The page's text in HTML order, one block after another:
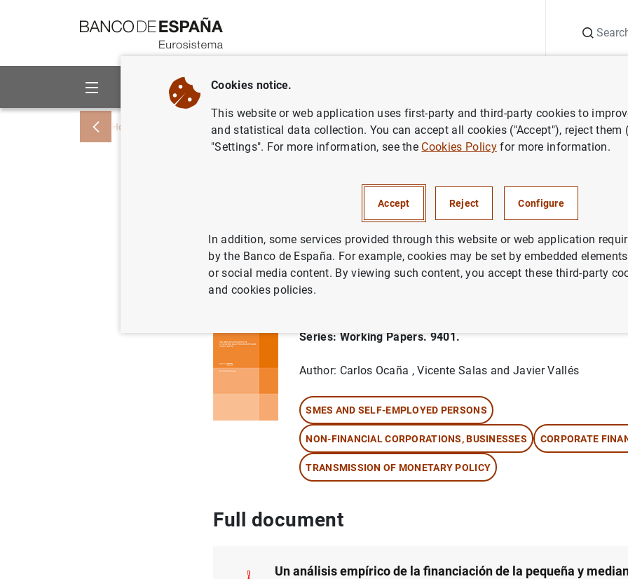
About us Activities
Home Publications Economic analysis and research Working Papers Un análisis empírico de la
Un análisis empírico de la financiación
pequeña y mediana empresa
española: 1983-1989
11/01/1994
Series: Working Papers. 9401.
Author: Carlos Ocaña , Vicente Salas and Javier Vallés
SMES AND SELF-EMPLOYED PERSONS
NON-FINANCIAL CORPORATIONS, BUSINESSES CORPORATE
TRANSMISSION OF MONETARY POLICY
Full document
Un análisis empírico de la financiación de la pequeña y
Cookies notice.
This website or web application uses first-party and third-party cookies to
and statistical data collection. You can accept all cookies ("Accept"), reject them
"Settings". For more information, see the Cookies Policyfor more information.
Accept Reject Configure
In addition, some services provided through this website or web application
by the Banco de España. For example, cookies may be set by embedded
or social media content. By viewing such content, you accept these third-party
and cookies policies.